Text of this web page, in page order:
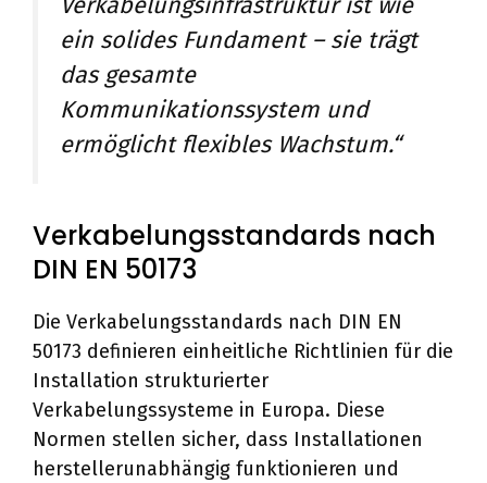
ein solides Fundament – sie trägt
das gesamte
Kommunikationssystem und
ermöglicht flexibles Wachstum.“
Verkabelungsstandards nach
DIN EN 50173
Die Verkabelungsstandards nach DIN EN
50173 definieren einheitliche Richtlinien für die
Installation strukturierter
Verkabelungssysteme in Europa. Diese
Normen stellen sicher, dass Installationen
herstellerunabhängig funktionieren und